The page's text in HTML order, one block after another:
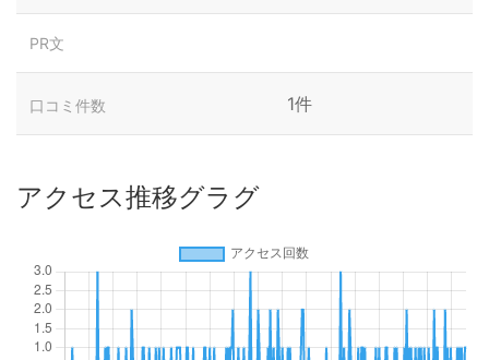
PR文
口コミ件数 1件
アクセス推移グラグ